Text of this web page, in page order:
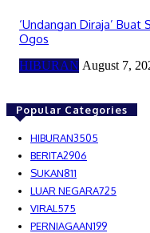
‘Undangan Diraja’ Buat
Ogos
HIBURAN August 7,
Popular Categories
HIBURAN3505
BERITA2906
SUKAN811
LUAR NEGARA725
VIRAL 575
PERNIAGAAN199